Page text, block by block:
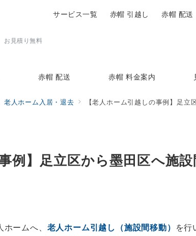
見積り無料
赤帽 配送 赤帽 料金案内
サービス一覧 赤帽 引越し 赤帽 配送
老人ホーム入居・退去 【老人ホーム引越しの事例】足立
例】足立区から墨田区へ施
ームへ、 老人ホーム引越し（施設間移動） を行